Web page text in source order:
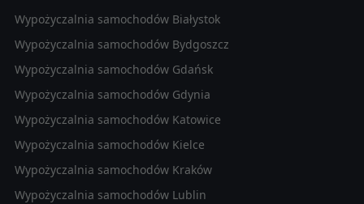
Wypożyczalnia samochodów Białystok
Wypożyczalnia samochodów Bydgoszcz
Wypożyczalnia samochodów Gdańsk
Wypożyczalnia samochodów Gdynia
Wypożyczalnia samochodów Katowice
Wypożyczalnia samochodów Kielce
Wypożyczalnia samochodów Kraków
Wypożyczalnia samochodów Lublin